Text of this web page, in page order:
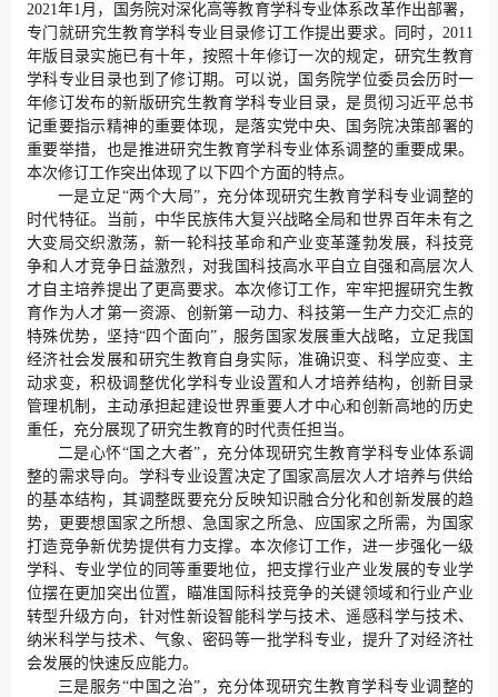
2021年1月，国务院对深化高等教育学科专业体系改革作出部署，
专门就研究生教育学科专业目录修订工作提出要求。同时，2011
年版目录实施已有十年，按照十年修订一次的规定，研究生教育
学科专业目录也到了修订期。可以说，国务院学位委员会历时一
年修订发布的新版研究生教育学科专业目录，是贯彻习近平总书
记重要指示精神的重要体现，是落实党中央、国务院决策部署的
重要举措，也是推进研究生教育学科专业体系调整的重要成果。
本次修订工作突出体现了以下四个方面的特点。
一是立足“两个大局”，充分体现研究生教育学科专业调整的
时代特征。当前，中华民族伟大复兴战略全局和世界百年未有之
大变局交织激荡，新一轮科技革命和产业变革蓬勃发展，科技竞
争和人才竞争日益激烈，对我国科技高水平自立自强和高层次人
才自主培养提出了更高要求。本次修订工作，牢牢把握研究生教
育作为人才第一资源、创新第一动力、科技第一生产力交汇点的
特殊优势，坚持“四个面向”，服务国家发展重大战略，立足我国
经济社会发展和研究生教育自身实际，准确识变、科学应变、主
动求变，积极调整优化学科专业设置和人才培养结构，创新目录
管理机制，主动承担起建设世界重要人才中心和创新高地的历史
重任，充分展现了研究生教育的时代责任担当。
二是心怀“国之大者”，充分体现研究生教育学科专业体系调
整的需求导向。学科专业设置决定了国家高层次人才培养与供给
的基本结构，其调整既要充分反映知识融合分化和创新发展的趋
势，更要想国家之所想、急国家之所急、应国家之所需，为国家
打造竞争新优势提供有力支撑。本次修订工作，进一步强化一级
学科、专业学位的同等重要地位，把支撑行业产业发展的专业学
位摆在更加突出位置，瞄准国际科技竞争的关键领域和行业产业
转型升级方向，针对性新设智能科学与技术、遥感科学与技术、
纳米科学与技术、气象、密码等一批学科专业，提升了对经济社
会发展的快速反应能力。
三是服务“中国之治”，充分体现研究生教育学科专业调整的